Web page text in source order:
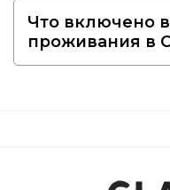
Что включено
проживания в